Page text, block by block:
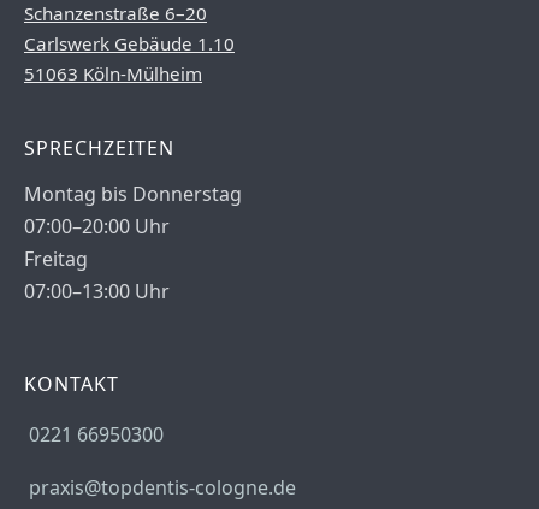
Schanzenstraße 6–20
Carlswerk Gebäude 1.10
51063 Köln-Mülheim
SPRECHZEITEN
Montag bis Donnerstag
07:00–20:00 Uhr
Freitag
07:00–13:00 Uhr
KONTAKT
0221 66950300
praxis@topdentis-cologne.de